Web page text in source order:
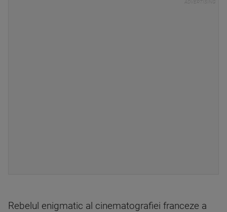
Rebelul enigmatic al cinematografiei franceze a